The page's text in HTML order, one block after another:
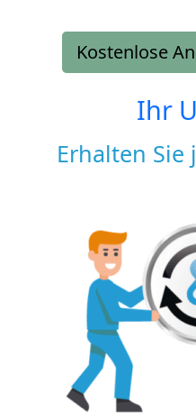
Kostenlose
Ihr
Erhalten